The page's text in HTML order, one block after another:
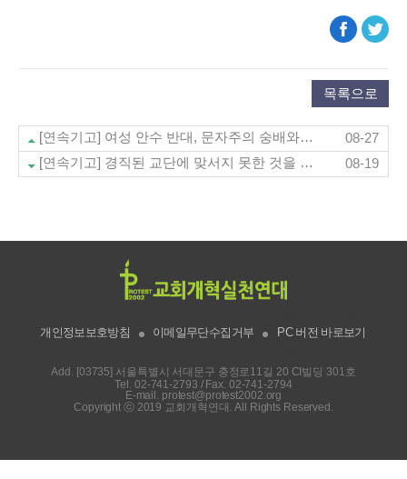
목록으로
[연속기고] 여성 안수 반대, 문자주의 숭배와 다름없다 (뉴스앤조이 8/27)
08-27
[연속기고] 경직된 교단에 맞서지 못한 것을 후회한다 (뉴스앤조이 8/19)
08-19
개인정보보호방침 이메일무단수집거부 PC 버전 바로보기
Add. [03735] 서울특별시 서대문구 충정로11길 20 CI빌딩 301호
Tel. 02-741-2793 / Fax. 02-741-2794
E-mail. protest@protest2002.org
Copyright ⓒ 2019 교회개혁연대. All Rights Reserved.